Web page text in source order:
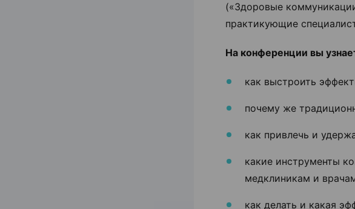
(«Здоровые
практикующие
На конференции вы
как выстроить
почему же
как привлечь и
какие инструменты
медклиникам и
как делать и какая